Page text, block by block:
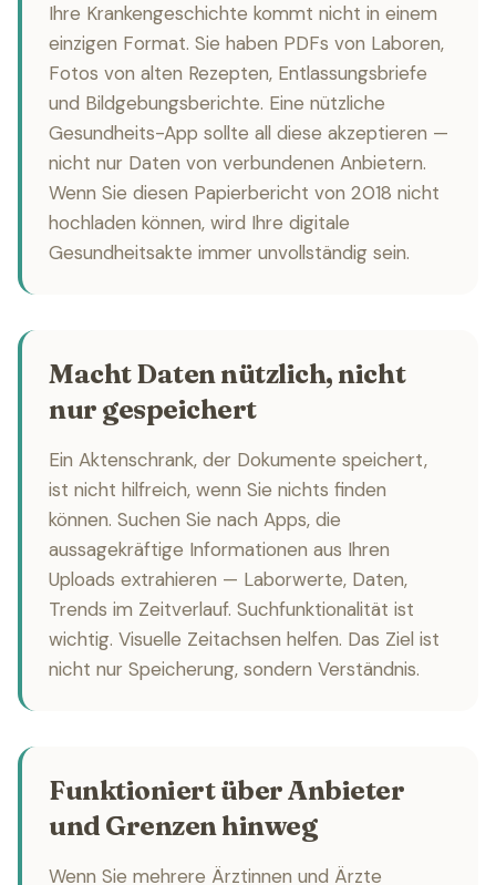
Ihre Krankengeschichte kommt nicht in einem
einzigen Format. Sie haben PDFs von Laboren,
Fotos von alten Rezepten, Entlassungsbriefe
und Bildgebungsberichte. Eine nützliche
Gesundheits-App sollte all diese akzeptieren —
nicht nur Daten von verbundenen Anbietern.
Wenn Sie diesen Papierbericht von 2018 nicht
hochladen können, wird Ihre digitale
Gesundheitsakte immer unvollständig sein.
Macht Daten nützlich, nicht
nur gespeichert
Ein Aktenschrank, der Dokumente speichert,
ist nicht hilfreich, wenn Sie nichts finden
können. Suchen Sie nach Apps, die
aussagekräftige Informationen aus Ihren
Uploads extrahieren — Laborwerte, Daten,
Trends im Zeitverlauf. Suchfunktionalität ist
wichtig. Visuelle Zeitachsen helfen. Das Ziel ist
nicht nur Speicherung, sondern Verständnis.
Funktioniert über Anbieter
und Grenzen hinweg
Wenn Sie mehrere Ärztinnen und Ärzte